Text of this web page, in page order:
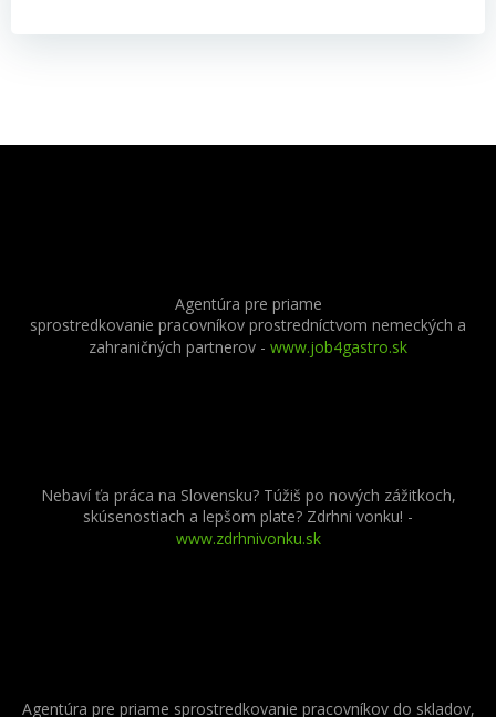
Agentúra pre priame
sprostredkovanie pracovníkov prostredníctvom nemeckých a
zahraničných partnerov - www.job4gastro.sk
Nebaví ťa práca na Slovensku? Túžiš po nových zážitkoch,
skúsenostiach a lepšom plate? Zdrhni vonku! -
www.zdrhnivonku.sk
Agentúra pre priame sprostredkovanie pracovníkov do skladov,